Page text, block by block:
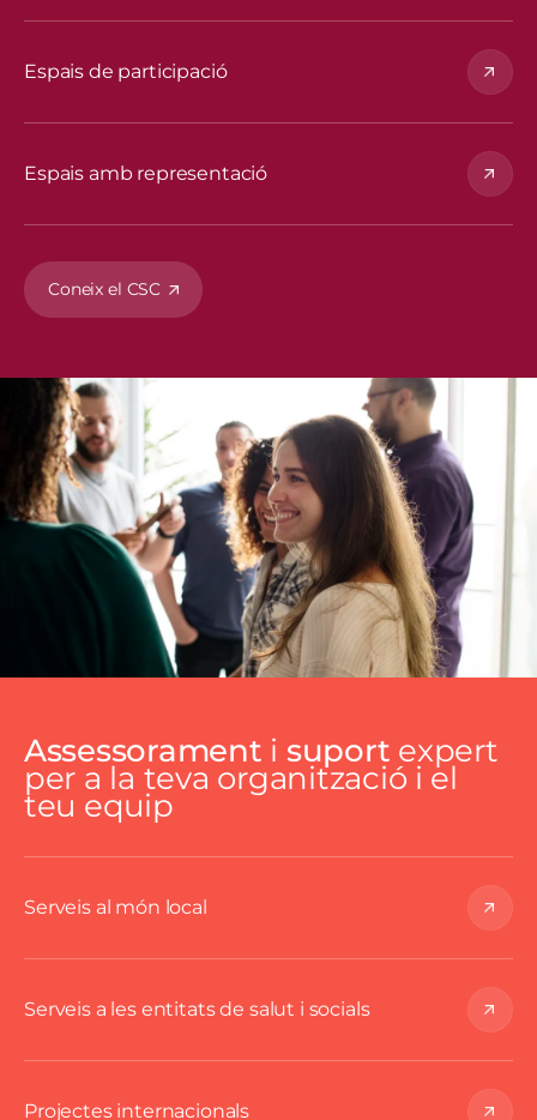
Espais de participació
Espais amb representació
Coneix el CSC
Assessorament i suport expert
per a la teva organització i el
teu equip
Serveis al món local
Serveis a les entitats de salut i socials
Projectes internacionals